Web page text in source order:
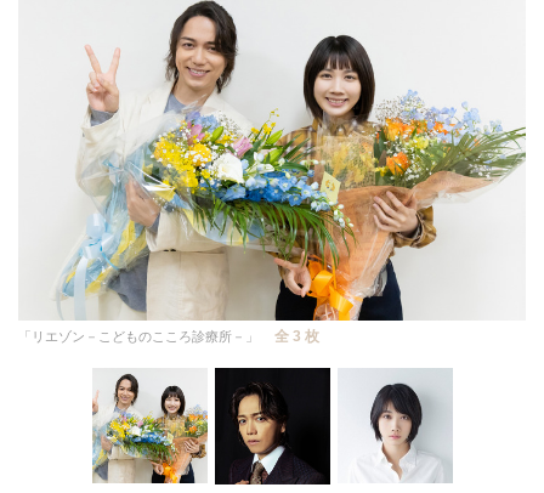
「リエゾン－こどものこころ診療所－」 全 3 枚